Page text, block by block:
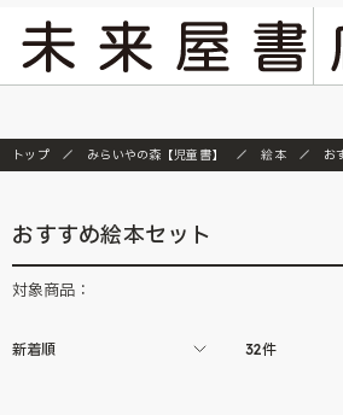
『ONE PIECE magazine
トップ みらいやの森【児童書】 絵本 お
おすすめ絵本セット
対象商品：
新着順 32件